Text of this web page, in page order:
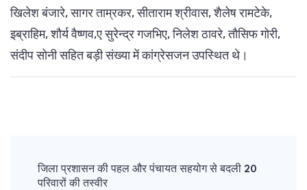
खिलेश बंजारे, सागर ताम्रकर, सीताराम श्रीवास, शैलेष रामटेके,
इब्राहिम, शौर्य वैष्णव,ए सुरेन्द्र गजभिए, निलेश ठावरे, तौसिफ गोरी,
संदीप सोनी सहित बड़ी संख्या में कांग्रेसजन उपस्थित थे।
Navigation
जिला प्रशासन की पहल और पंचायत सहयोग से बदली 20
परिवारों की तस्वीर